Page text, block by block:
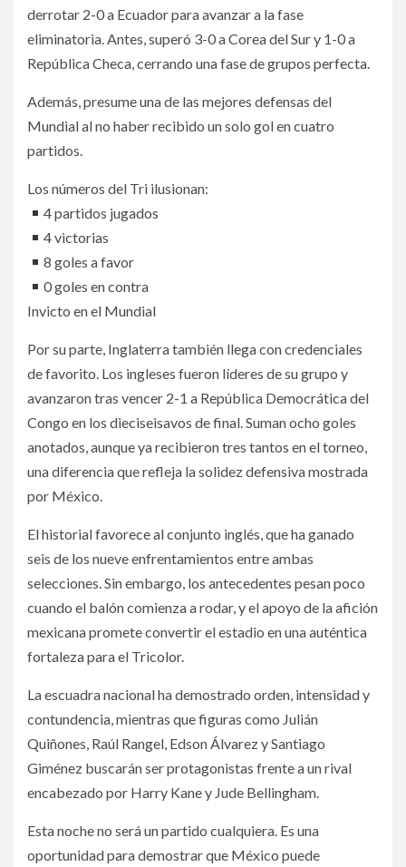
derrotar 2-0 a Ecuador para avanzar a la fase
eliminatoria. Antes, superó 3-0 a Corea del Sur y 1-0 a
República Checa, cerrando una fase de grupos perfecta.
Además, presume una de las mejores defensas del
Mundial al no haber recibido un solo gol en cuatro
partidos.
Los números del Tri ilusionan:
4 partidos jugados
4 victorias
8 goles a favor
0 goles en contra
Invicto en el Mundial
Por su parte, Inglaterra también llega con credenciales
de favorito. Los ingleses fueron líderes de su grupo y
avanzaron tras vencer 2-1 a República Democrática del
Congo en los dieciseisavos de final. Suman ocho goles
anotados, aunque ya recibieron tres tantos en el torneo,
una diferencia que refleja la solidez defensiva mostrada
por México.
El historial favorece al conjunto inglés, que ha ganado
seis de los nueve enfrentamientos entre ambas
selecciones. Sin embargo, los antecedentes pesan poco
cuando el balón comienza a rodar, y el apoyo de la afición
mexicana promete convertir el estadio en una auténtica
fortaleza para el Tricolor.
La escuadra nacional ha demostrado orden, intensidad y
contundencia, mientras que figuras como Julián
Quiñones, Raúl Rangel, Edson Álvarez y Santiago
Giménez buscarán ser protagonistas frente a un rival
encabezado por Harry Kane y Jude Bellingham.
Esta noche no será un partido cualquiera. Es una
oportunidad para demostrar que México puede